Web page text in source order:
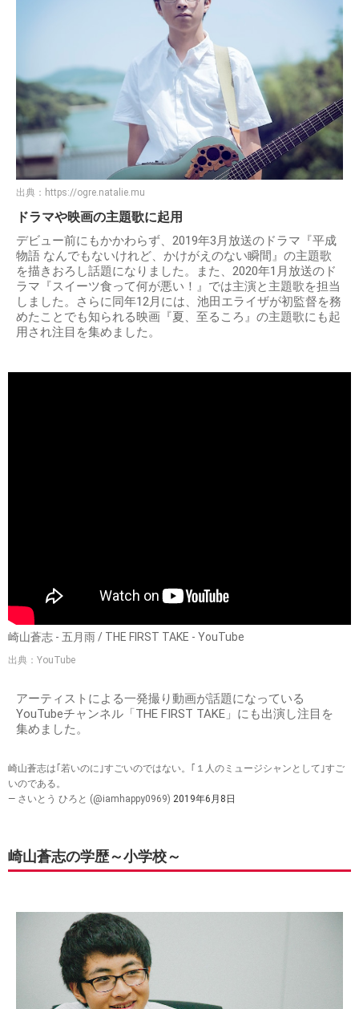
出典： https://ogre.natalie.mu
ドラマや映画の主題歌に起用
デビュー前にもかかわらず、2019年3月放送のドラマ『平成
物語 なんでもないけれど、かけがえのない瞬間』の主題歌
を描きおろし話題になりました。また、2020年1月放送のド
ラマ『スイーツ食って何が悪い！』では主演と主題歌を担当
しました。さらに同年12月には、池田エライザが初監督を務
めたことでも知られる映画『夏、至るころ』の主題歌にも起
用され注目を集めました。
崎山蒼志 - 五月雨 / THE FIRST TAKE - YouTube
出典：YouTube
アーティストによる一発撮り動画が話題になっている
YouTubeチャンネル「THE FIRST TAKE」にも出演し注目を
集めました。
崎山蒼志は｢若いのに｣すごいのではない。｢１人のミュージシャンとして｣すご
いのである。
— さいとう ひろと (@iamhappy0969) 2019年6月8日
崎山蒼志の学歴～小学校～